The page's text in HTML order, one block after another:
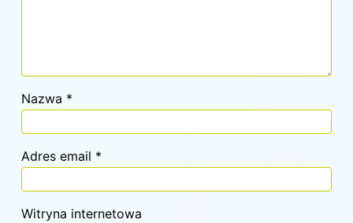
Nazwa *
Adres email *
Witryna internetowa